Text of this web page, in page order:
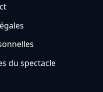
du spectacle